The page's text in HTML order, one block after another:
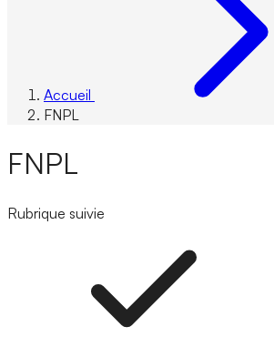
Accueil
FNPL
FNPL
Rubrique suivie